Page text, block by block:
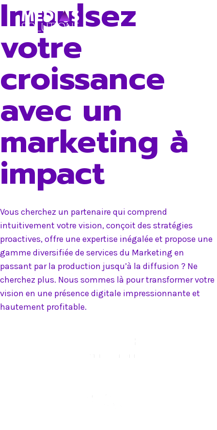
Skip
Impulsez
votre
croissance
avec un
marketing à
impact
Vous cherchez un partenaire qui comprend
intuitivement votre vision, conçoit des stratégies
proactives, offre une expertise inégalée et propose une
gamme diversifiée de services du Marketing en
passant par la production jusqu’à la diffusion ? Ne
cherchez plus. Nous sommes là pour transformer votre
vision en une présence digitale impressionnante et
hautement profitable.